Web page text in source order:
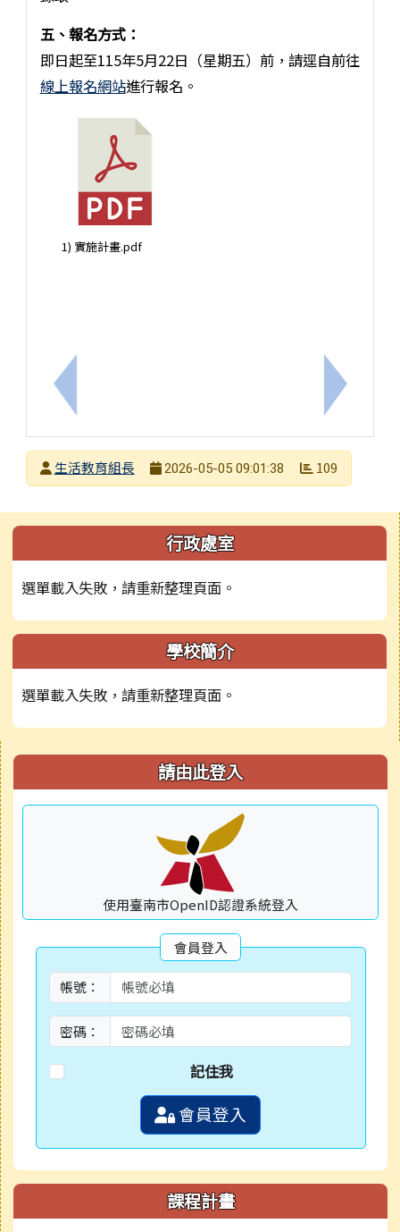
上一筆：【重要】守護學童健康，向電子煙說不！
五、報名方式：
即日起至115年5月22日（星期五）前，請逕自前往
線上報名網站進行報名。
1) 實施計畫.pdf
下一筆：
發布者
生活教育組長
2026-05-05 09:01:38 109
左邊區域內容 行政處室
選單載入失敗，請重新整理頁面。
學校簡介
選單載入失敗，請重新整理頁面。
右邊區域內容 請由此登入
使用臺南市OpenID認證系統登入
會員登入
帳號：
密碼：
記住我
會員登入
課程計畫